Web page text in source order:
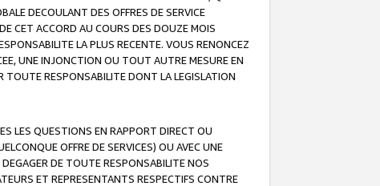
DECOULANT DES OFFRES DE SERVICE
CET ACCORD AU COURS DES DOUZE MOIS
LA PLUS RECENTE. VOUS RENONCEZ
UNE INJONCTION OU TOUT AUTRE MESURE EN
TOUTE RESPONSABILITE DONT LA LEGISLATION
LES QUESTIONS EN RAPPORT DIRECT OU
OFFRE DE SERVICES) OU AVEC UNE
DE TOUTE RESPONSABILITE NOS
ET REPRESENTANTS RESPECTIFS CONTRE